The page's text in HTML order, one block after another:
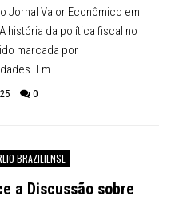
Jornal Valor Econômico em
história da política fiscal no
marcada por
Em…
0
BRAZILIENSE
a Discussão sobre